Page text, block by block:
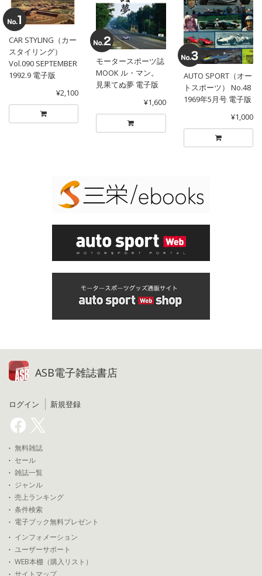
CAR STYLING（カー
スタイリング）
Vol.090 SEPTEMBER
1992.9 電子版
¥2,100
モータースポーツ誌
MOOK ル・マン。
見果てぬ夢 電子版
¥1,600
AUTO SPORT（オー
トスポーツ） No.48
1969年5月号 電子版
¥1,000
ASB電子雑誌書店
ログイン 新規登録
無料雑誌
セール
雑誌一覧
ジャンル
売上ランキング
条件検索
電子ブック無料プレゼント
インフォメーション
ユーザーサポート
WEB本棚（購入リスト）
サイトマップ